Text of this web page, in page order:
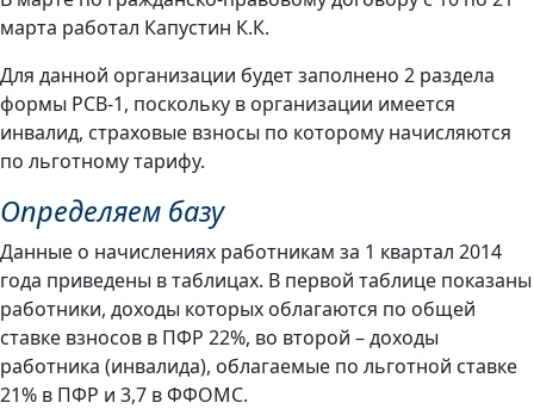
марта работал Капустин К.К.
Для данной организации будет заполнено 2 раздела
формы РСВ-1, поскольку в организации имеется
инвалид, страховые взносы по которому начисляются
по льготному тарифу.
Определяем базу
Данные о начислениях работникам за 1 квартал 2014
года приведены в таблицах. В первой таблице показаны
работники, доходы которых облагаются по общей
ставке взносов в ПФР 22%, во второй – доходы
работника (инвалида), облагаемые по льготной ставке
21% в ПФР и 3,7 в ФФОМС.